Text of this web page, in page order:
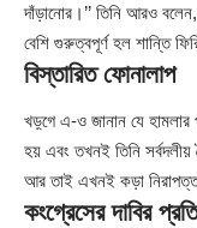
দাঁড়ানোর।’’ তিনি আরও
বেশি গুরুত্বপূর্ণ হল শান্তি
বিস্তারিত ফোনালাপ
খড়্গে এ-ও জানান যে হামলার
হয় এবং তখনই তিনি সর্বদলীয়
আর তাই এখনই কড়া
কংগ্রেসের দাবির